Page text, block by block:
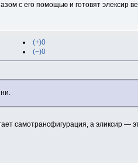
с его помощью и готовят элексир
(+)0
(−)0
самотрансфигурация, а эликсир —